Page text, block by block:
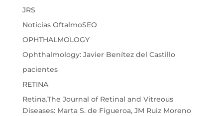
JRS
Noticias OftalmoSEO
OPHTHALMOLOGY
Ophthalmology: Javier Benítez del Castillo
pacientes
RETINA
Retina.The Journal of Retinal and Vitreous
Diseases: Marta S. de Figueroa, JM Ruiz Moreno